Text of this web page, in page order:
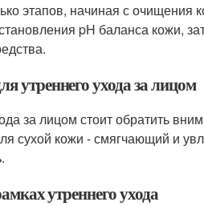
этапов, начиная с очищения
pH баланса кожи,
утреннего ухода за лицом
за лицом стоит обратить
сухой кожи - смягчающий и
утреннего ухода